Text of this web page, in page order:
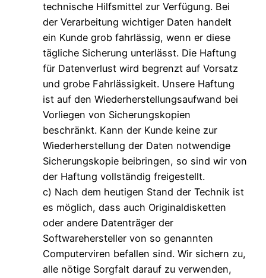
technische Hilfsmittel zur Verfügung. Bei
der Verarbeitung wichtiger Daten handelt
ein Kunde grob fahrlässig, wenn er diese
tägliche Sicherung unterlässt. Die Haftung
für Datenverlust wird begrenzt auf Vorsatz
und grobe Fahrlässigkeit. Unsere Haftung
ist auf den Wiederherstellungsaufwand bei
Vorliegen von Sicherungskopien
beschränkt. Kann der Kunde keine zur
Wiederherstellung der Daten notwendige
Sicherungskopie beibringen, so sind wir von
der Haftung vollständig freigestellt.
c) Nach dem heutigen Stand der Technik ist
es möglich, dass auch Originaldisketten
oder andere Datenträger der
Softwarehersteller von so genannten
Computerviren befallen sind. Wir sichern zu,
alle nötige Sorgfalt darauf zu verwenden,